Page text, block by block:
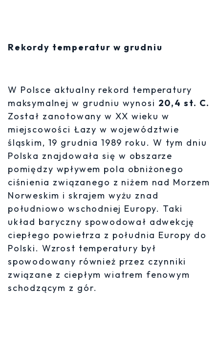
Rekordy temperatur w grudniu
W Polsce aktualny rekord temperatury
maksymalnej w grudniu wynosi 20,4 st. C.
Został zanotowany w XX wieku w
miejscowości Łazy w województwie
śląskim, 19 grudnia 1989 roku. W tym dniu
Polska znajdowała się w obszarze
pomiędzy wpływem pola obniżonego
ciśnienia związanego z niżem nad Morzem
Norweskim i skrajem wyżu znad
południowo wschodniej Europy. Taki
układ baryczny spowodował adwekcję
ciepłego powietrza z południa Europy do
Polski. Wzrost temperatury był
spowodowany również przez czynniki
związane z ciepłym wiatrem fenowym
schodzącym z gór.